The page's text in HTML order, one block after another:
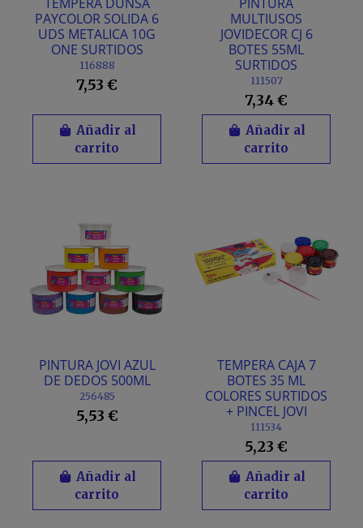
PAYCOLOR SOLIDA 6
UDS METALICA 10G
ONE SURTIDOS
116888
7,53 €
Añadir al
carrito
MULTIUSOS
JOVIDECOR CJ 6
BOTES 55ML
SURTIDOS
111507
7,34 €
Añadir al
carrito
PINTURA JOVI AZUL
DE DEDOS 500ML
256485
5,53 €
Añadir al
carrito
TEMPERA CAJA 7
BOTES 35 ML
COLORES SURTIDOS
+ PINCEL JOVI
111534
5,23 €
Añadir al
carrito